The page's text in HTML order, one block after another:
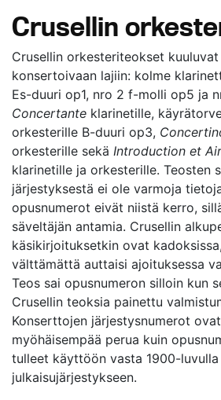
Crusellin
Crusellin orkesteriteokset
konsertoivaan lajiin: kolme
Es-duuri op1, nro 2 f-molli op5 ja
Concertante klarinetille,
orkesterille B-duuri op3,
orkesterille sekä Introduction et
klarinetille ja orkesterille. Teosten
järjestyksestä ei ole varmoja
opusnumerot eivät niistä kerro,
säveltäjän antamia. Crusellin
käsikirjoituksetkin ovat
välttämättä auttaisi ajoituksessa
Teos sai opusnumeron silloin kun
Crusellin teoksia painettu
Konserttojen järjestysnumerot
myöhäisempää perua kuin
tulleet käyttöön vasta 1900-
julkaisujärjestykseen.